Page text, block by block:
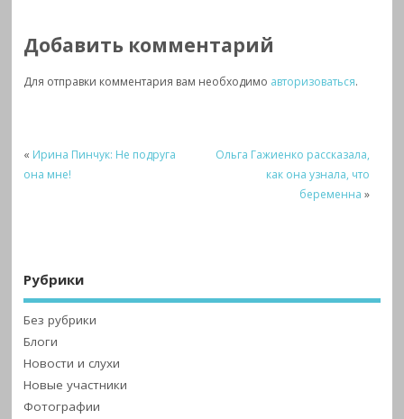
Добавить комментарий
Для отправки комментария вам необходимо авторизоваться.
« Ирина Пинчук: Не подруга
она мне!
Ольга Гажиенко рассказала,
как она узнала, что
беременна »
Рубрики
Без рубрики
Блоги
Новости и слухи
Новые участники
Фотографии